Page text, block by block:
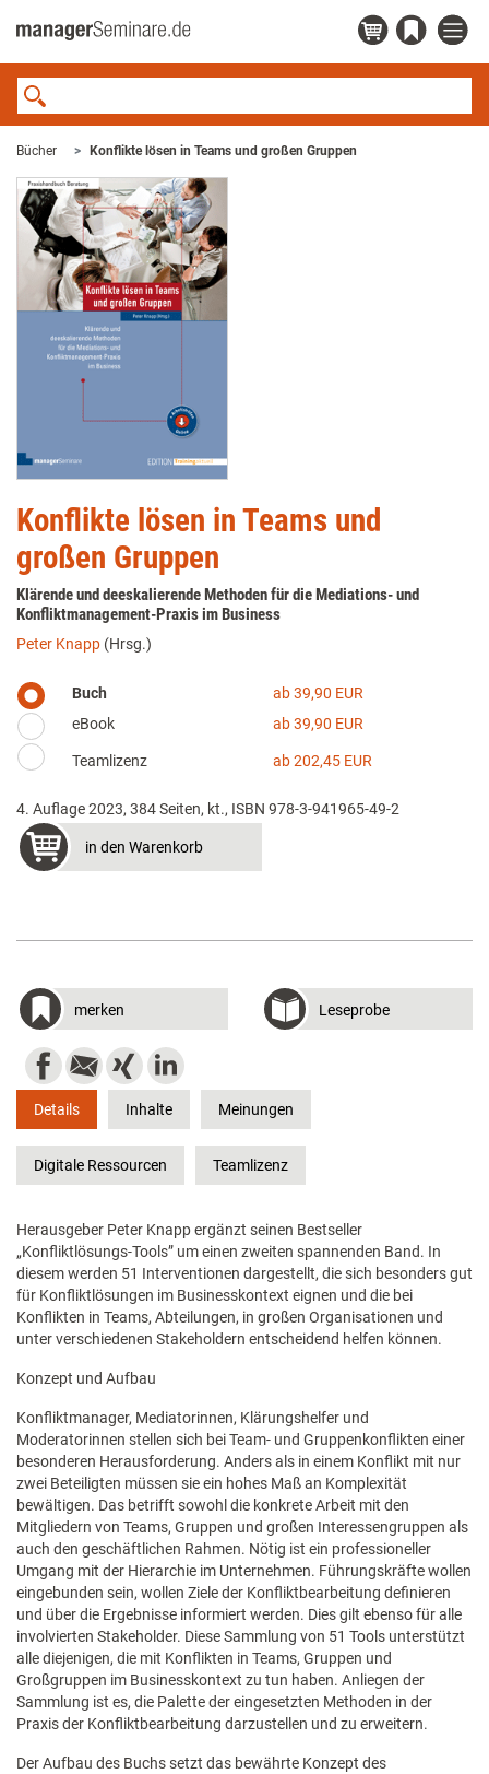
Bücher Konflikte lösen in Teams und großen Gruppen
Konflikte lösen in Teams und
großen Gruppen
Klärende und deeskalierende Methoden für die Mediations- und
Konfliktmanagement-Praxis im Business
Peter Knapp (Hrsg.)
Buch
ab 39,90 EUR
eBook
ab 39,90 EUR
Teamlizenz ab 202,45 EUR
4. Auflage 2023, 384 Seiten, kt., ISBN 978-3-941965-49-2
in den Warenkorb
merken Leseprobe
Details Inhalte Meinungen
Digitale Ressourcen Teamlizenz
Herausgeber Peter Knapp ergänzt seinen Bestseller
„Konfliktlösungs-Tools” um einen zweiten spannenden Band. In
diesem werden 51 Interventionen dargestellt, die sich besonders gut
für Konfliktlösungen im Businesskontext eignen und die bei
Konflikten in Teams, Abteilungen, in großen Organisationen und
unter verschiedenen Stakeholdern entscheidend helfen können.
Konzept und Aufbau
Konfliktmanager, Mediatorinnen, Klärungshelfer und
Moderatorinnen stellen sich bei Team- und Gruppenkonflikten einer
besonderen Herausforderung. Anders als in einem Konflikt mit nur
zwei Beteiligten müssen sie ein hohes Maß an Komplexität
bewältigen. Das betrifft sowohl die konkrete Arbeit mit den
Mitgliedern von Teams, Gruppen und großen Interessengruppen als
auch den geschäftlichen Rahmen. Nötig ist ein professioneller
Umgang mit der Hierarchie im Unternehmen. Führungskräfte wollen
eingebunden sein, wollen Ziele der Konfliktbearbeitung definieren
und über die Ergebnisse informiert werden. Dies gilt ebenso für alle
involvierten Stakeholder. Diese Sammlung von 51 Tools unterstützt
alle diejenigen, die mit Konflikten in Teams, Gruppen und
Großgruppen im Businesskontext zu tun haben. Anliegen der
Sammlung ist es, die Palette der eingesetzten Methoden in der
Praxis der Konfliktbearbeitung darzustellen und zu erweitern.
Der Aufbau des Buchs setzt das bewährte Konzept des